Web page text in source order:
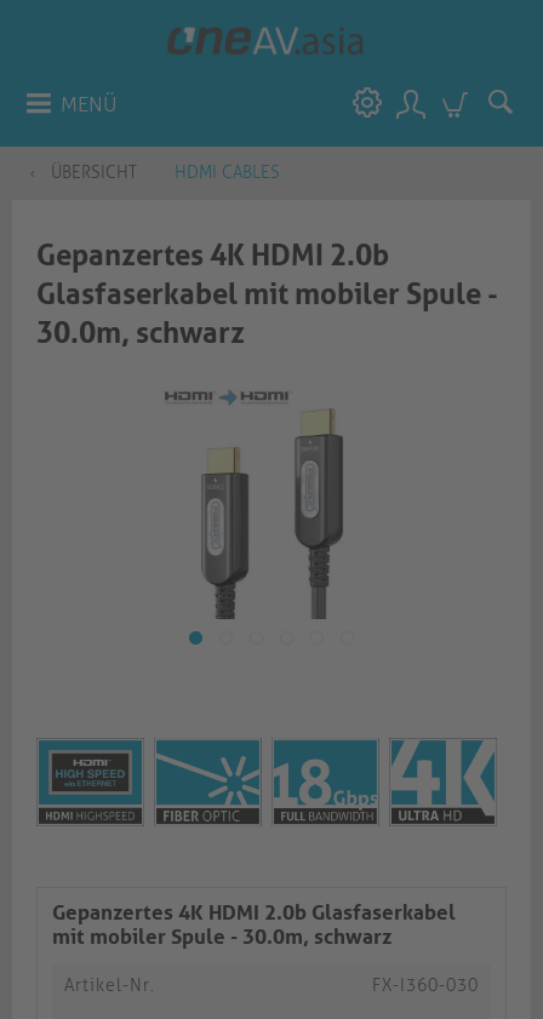
MENÜ
ÜBERSICHT HDMI CABLES
Gepanzertes 4K HDMI 2.0b
Glasfaserkabel mit mobiler Spule -
30.0m, schwarz
Gepanzertes 4K HDMI 2.0b Glasfaserkabel
mit mobiler Spule - 30.0m, schwarz
Artikel-Nr. FX-I360-030